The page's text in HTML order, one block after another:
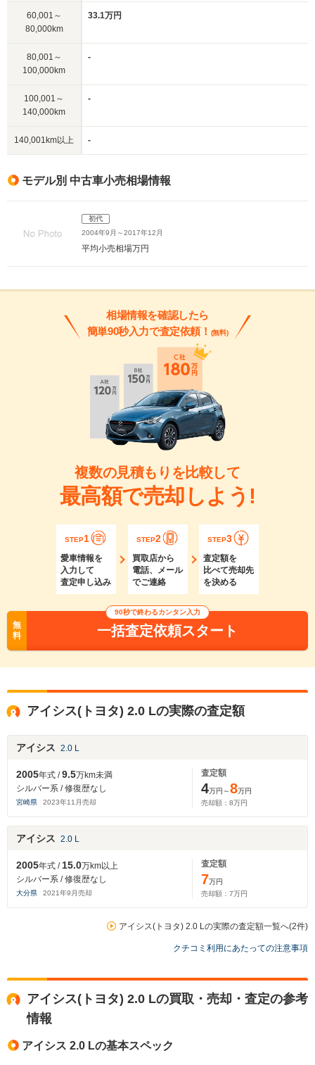
60,001～
80,000km
33.1万円
80,001～
100,000km
-
100,001～
140,000km
-
140,001km以上 -
モデル別 中古車小売相場情報
初代
2004年9月～2017年12月
平均小売相場万円
相場情報を確認したら
簡単90秒入力で査定依頼！ (無料)
複数の見積もりを比較して
最高額で売却しよう!
STEP1
愛車情報を
入力して
査定申し込み
STEP2
買取店から
電話、メール
でご連絡
STEP3
査定額を
比べて売却先
を決める
無
料
90秒で終わるカンタン入力
一括査定依頼スタート
アイシス(トヨタ) 2.0 Lの実際の査定額
アイシス 2.0 L
2005年式 /9.5万km未満
シルバー系 / 修復歴なし
宮崎県 2023年11 月売却
査定額
4万円～8万円
売却額： 8万円
アイシス 2.0 L
2005年式 /15.0万km以上
シルバー系 / 修復歴なし
大分県 2021年9 月売却
査定額
7万円
売却額： 7万円
アイシス(トヨタ) 2.0 Lの実際の査定額一覧へ(2件)
クチコミ利用にあたっての注意事項
アイシス(トヨタ) 2.0 Lの買取・売却・査定の参考
情報
アイシス 2.0 Lの基本スペック